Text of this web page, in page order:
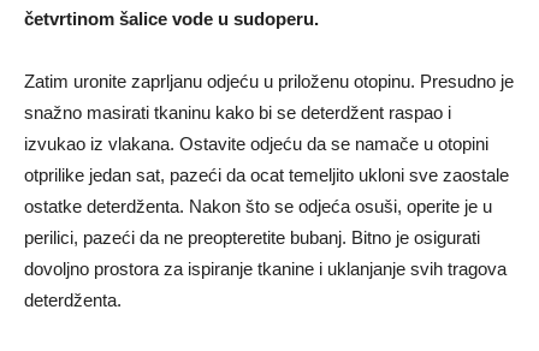
četvrtinom šalice vode u sudoperu.
Zatim uronite zaprljanu odjeću u priloženu otopinu. Presudno je
snažno masirati tkaninu kako bi se deterdžent raspao i
izvukao iz vlakana. Ostavite odjeću da se namače u otopini
otprilike jedan sat, pazeći da ocat temeljito ukloni sve zaostale
ostatke deterdženta. Nakon što se odjeća osuši, operite je u
perilici, pazeći da ne preopteretite bubanj. Bitno je osigurati
dovoljno prostora za ispiranje tkanine i uklanjanje svih tragova
deterdženta.